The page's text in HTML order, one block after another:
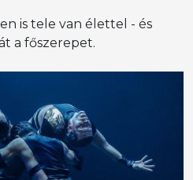
is tele van élettel - és
a főszerepet.